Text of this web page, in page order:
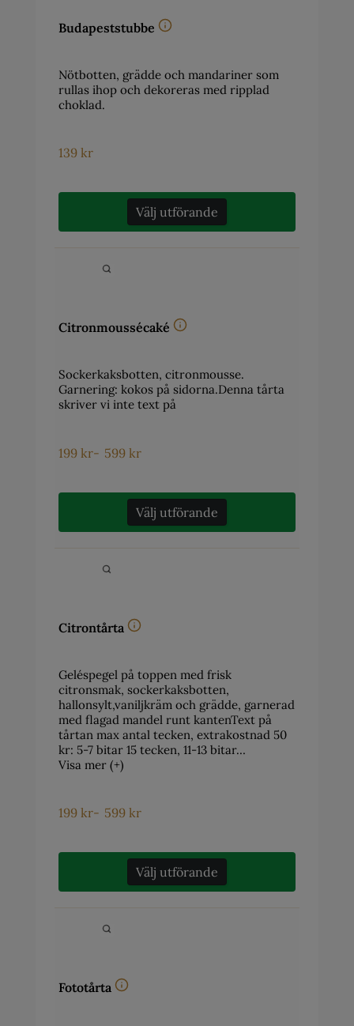
Budapeststubbe
Nötbotten, grädde och mandariner som
rullas ihop och dekoreras med ripplad
choklad.
139 kr
Välj utförande
Citronmoussécaké
Sockerkaksbotten, citronmousse.
Garnering: kokos på sidorna.Denna tårta
skriver vi inte text på
199 kr- 599 kr
Välj utförande
Citrontårta
Geléspegel på toppen med frisk
citronsmak, sockerkaksbotten,
hallonsylt,vaniljkräm och grädde, garnerad
med flagad mandel runt kantenText på
tårtan max antal tecken, extrakostnad 50
kr: 5-7 bitar 15 tecken, 11-13 bitar…
Visa mer (+)
199 kr- 599 kr
Välj utförande
Fototårta